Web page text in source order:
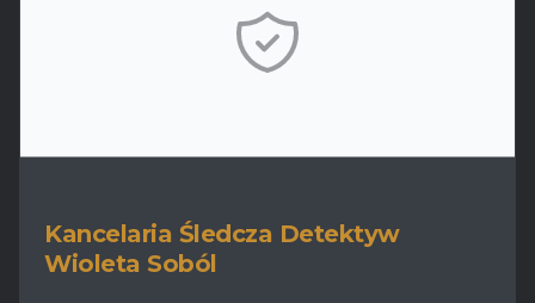
Kancelaria Śledcza Detektyw
Wioleta Soból